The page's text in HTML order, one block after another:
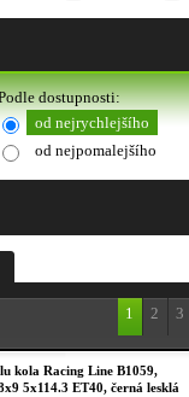
dostupnosti:
od nejrychlejšího
od nejpomalejšího
1 2 3
kola Racing Line B1059,
5x114.3 ET40, černá lesklá